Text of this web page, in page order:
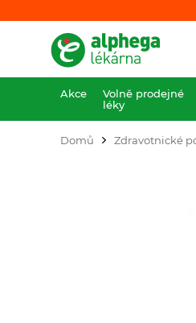
Akce
Volně prodejné
léky
Domů Zdravotnické